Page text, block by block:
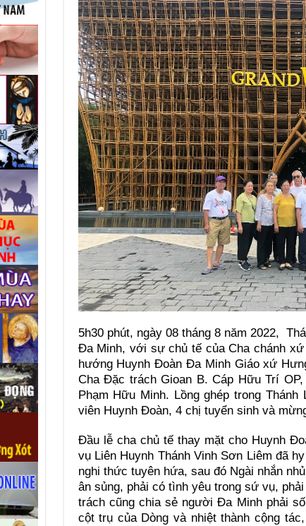
5h30 phút, ngày 08 tháng 8 năm 2022,
Đa Minh, với sự chủ tế của Cha chánh
hướng Huynh Đoàn Đa Minh Giáo xứ
Cha Đặc trách Gioan B. Cáp Hữu Trí
Phạm Hữu Minh. Lồng ghép trong
viên Huynh Đoàn, 4 chị tuyển sinh và
Đầu lễ cha chủ tế thay mặt cho Huynh
vụ Liên Huynh Thánh Vinh Sơn Liêm đã
nghi thức tuyên hứa, sau đó Ngài nhắn
ân sủng, phải có tình yêu trong sứ vụ,
trách cũng chia sẻ người Đa Minh phải
cột trụ của Dòng và nhiệt thành cộng